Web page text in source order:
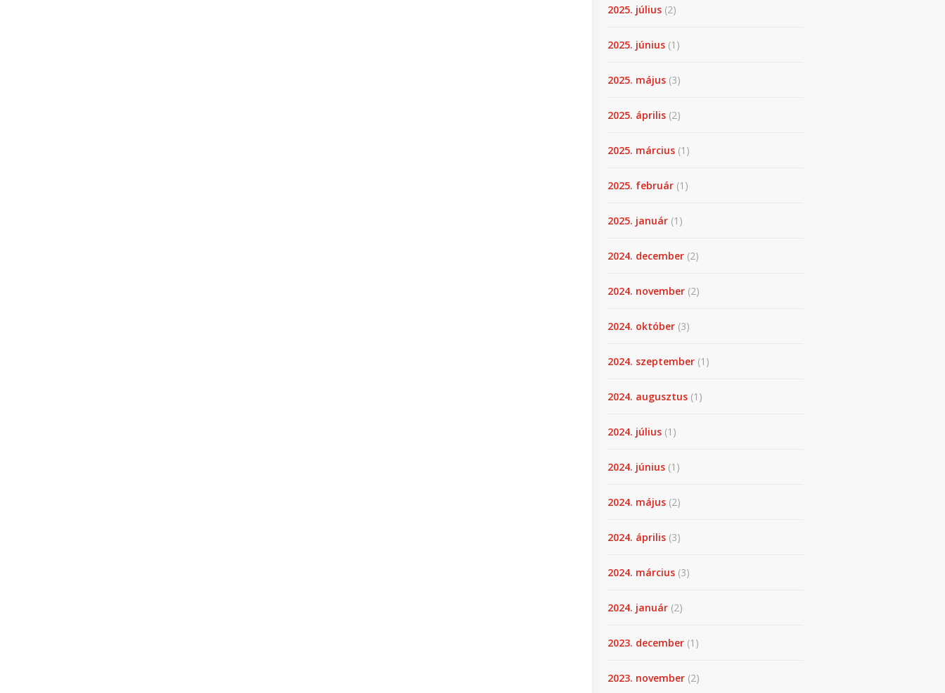
2025. július (2)
2025. június (1)
2025. május (3)
2025. április (2)
2025. március (1)
2025. február (1)
2025. január (1)
2024. december (2)
2024. november (2)
2024. október (3)
2024. szeptember (1)
2024. augusztus (1)
2024. július (1)
2024. június (1)
2024. május (2)
2024. április (3)
2024. március (3)
2024. január (2)
2023. december (1)
2023. november (2)